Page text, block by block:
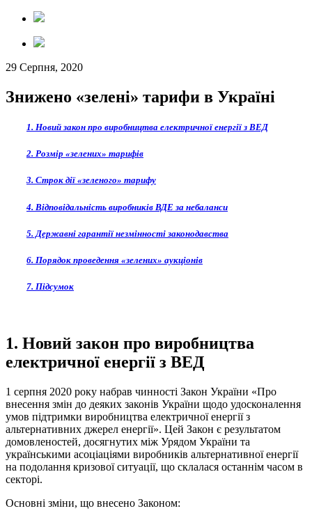
29 Серпня, 2020
Знижено «зелені» тарифи в Україні
1. Новий закон про виробництва електричної енергії з ВЕД
2. Розмір «зелених» тарифів
3. Строк дії «зеленого» тарифу
4. Відповідальність виробників ВДЕ за небаланси
5. Державні гарантії незмінності законодавства
6. Порядок проведення «зелених» аукціонів
7. Підсумок
1. Новий закон про виробництва
електричної енергії з ВЕД
1 серпня 2020 року набрав чинності Закон України «Про
внесення змін до деяких законів України щодо удосконалення
умов підтримки виробництва електричної енергії з
альтернативних джерел енергії». Цей Закон є результатом
домовленостей, досягнутих між Урядом України та
українськими асоціаціями виробників альтернативної енергії
на подолання кризової ситуації, що склалася останнім часом в
секторі.
Основні зміни, що внесено Законом: